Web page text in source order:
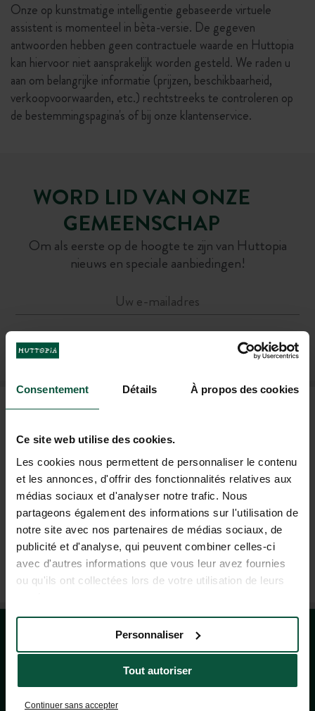
Consentement Détails À propos des cookies
Ce site web utilise des cookies.
Les cookies nous permettent de personnaliser le contenu
et les annonces, d'offrir des fonctionnalités relatives aux
médias sociaux et d'analyser notre trafic. Nous
partageons également des informations sur l'utilisation de
notre site avec nos partenaires de médias sociaux, de
publicité et d'analyse, qui peuvent combiner celles-ci
avec d'autres informations que vous leur avez fournies
ou qu'ils ont collectées lors de votre utilisation de leurs
Tout autoriser
Personnaliser
Continuer sans accepter
Onze op kunstmatige intelligentie gebaseerde virtuele
assistent is momenteel in bèta-versie. De gegeven
antwoorden hebben geen contractuele waarde en Huttopia
kan hiervoor niet aansprakelijk worden gesteld. We raden u
aan om belangrijke informatie (prijzen, beschikbaarheid,
verkoopvoorwaarden, etc.) rechtstreeks te controleren op
de bestemmingspagina's of bij onze klantenservice.
WORD LID VAN ONZE
GEMEENSCHAP
Om als eerste op de hoogte te zijn van Huttopia
nieuws en speciale aanbiedingen!
ABONNEER U OP ONZE NIEUWSBRIEF
HULP EN CONTACT
+31 85-040 11 40
(MA - VR: 9.00 - 18.00 UUR; ZA: 9.00 - 17.00 UUR)
UTRECHT REISBUREAU